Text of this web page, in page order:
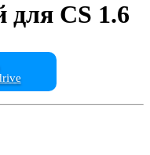
для CS 1.6